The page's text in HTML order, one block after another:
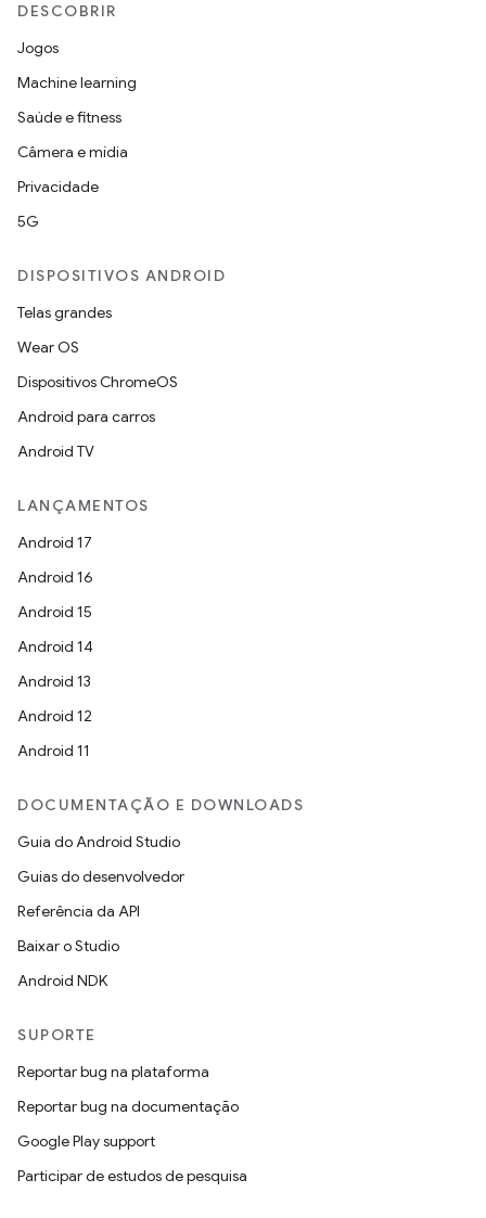
DESCOBRIR
Jogos
Machine learning
Saúde e fitness
Câmera e mídia
Privacidade
5G
DISPOSITIVOS ANDROID
Telas grandes
Wear OS
Dispositivos ChromeOS
Android para carros
Android TV
LANÇAMENTOS
Android 17
Android 16
Android 15
Android 14
Android 13
Android 12
Android 11
DOCUMENTAÇÃO E DOWNLOADS
Guia do Android Studio
Guias do desenvolvedor
Referência da API
Baixar o Studio
Android NDK
SUPORTE
Reportar bug na plataforma
Reportar bug na documentação
Google Play support
Participar de estudos de pesquisa